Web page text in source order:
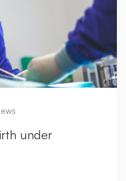
under